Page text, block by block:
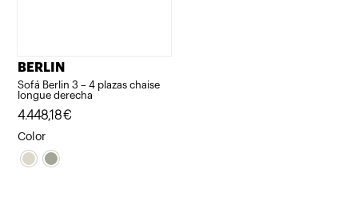
BERLIN
Sofá Berlin 3 – 4 plazas chaise
longue derecha
4.448,18€
Color